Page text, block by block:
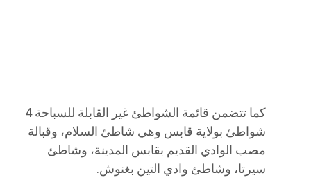
كما تتضمن قائمة الشواطئ غير القابلة للسباحة 4
شواطئ بولاية قابس وهي شاطئ السلام، وقبالة
مصب الوادي القديم بقابس المدينة، وشاطئ
سيرتا، وشاطئ وادي التين بغنوش.